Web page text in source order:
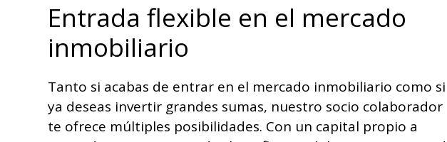
Entrada flexible en el mercado
inmobiliario
Tanto si acabas de entrar en el mercado inmobiliario como si
ya deseas invertir grandes sumas, nuestro socio colaborador
te ofrece múltiples posibilidades. Con un capital propio a